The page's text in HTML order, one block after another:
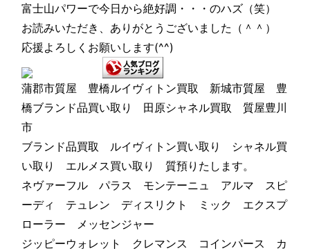
富士山パワーで今日から絶好調・・・のハズ（笑）
お読みいただき、ありがとうございました（＾＾）
応援よろしくお願いします(^^)
蒲郡市質屋 豊橋ルイヴィトン買取 新城市質屋 豊
橋ブランド品買い取り 田原シャネル買取 質屋豊川
市
ブランド品買取 ルイヴィトン買い取り シャネル買
い取り エルメス買い取り 質預りたします。
ネヴァーフル パラス モンテーニュ アルマ スピ
ーディ テュレン ディスリクト ミック エクスプ
ローラー メッセンジャー
ジッピーウォレット クレマンス コインパース カ